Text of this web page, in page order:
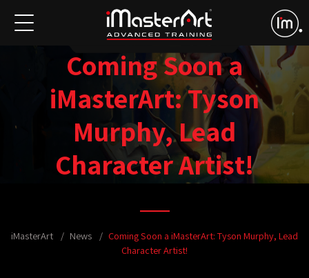
Coming Soon a
iMasterArt: Tyson
Murphy, Lead
Character Artist!
iMasterArt News
Coming Soon a iMasterArt: Tyson Murphy, Lead
Character Artist!